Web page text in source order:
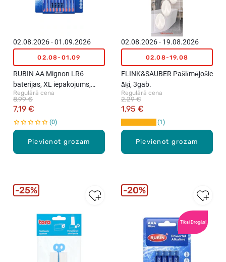
Pievienot grozam
02.08.2026 - 01.09.2026
02.08-01.09
RUBIN AA Mignon LR6
baterijas, XL iepakojums,
20gab.
Regulārā cena
7,19 €
8,99 €
0
Pievienot grozam
02.08.2026 - 19.08.2026
02.08-19.08
FLINK&SAUBER Pašlīmējošie
āķi, 3gab.
Regulārā cena
1,95 €
2,29 €
1
25%
Tikai Drogās!
20%